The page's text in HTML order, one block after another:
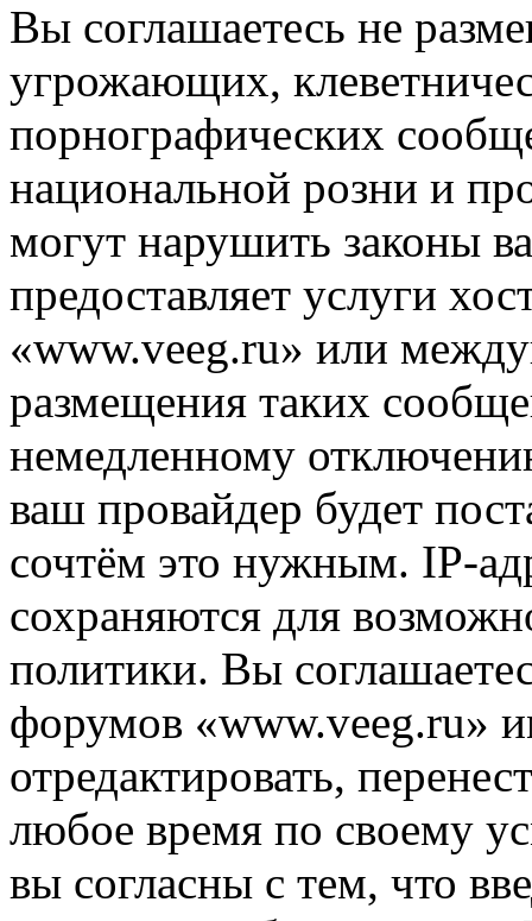
Вы соглашаетесь не
угрожающих,
порнографических
национальной розни и
могут нарушить законы
предоставляет услуги
«www.veeg.ru» или
размещения таких
немедленному
ваш провайдер будет
сочтём это нужным. IP-
сохраняются для
политики. Вы
форумов «www.veeg.ru»
отредактировать,
любое время по своему
вы согласны с тем, что